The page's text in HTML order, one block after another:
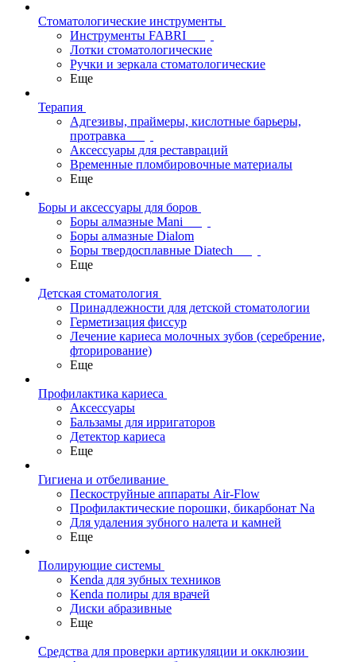
Стоматологические инструменты
Инструменты FABRI
Лотки стоматологические
Ручки и зеркала стоматологические
Еще
Терапия
Адгезивы, праймеры, кислотные барьеры,
протравка
Аксессуары для реставраций
Временные пломбировочные материалы
Еще
Боры и аксессуары для боров
Боры алмазные Mani
Боры алмазные Dialom
Боры твердосплавные Diatech
Еще
Детская стоматология
Принадлежности для детской стоматологии
Герметизация фиссур
Лечение кариеса молочных зубов (серебрение,
фторирование)
Еще
Профилактика кариеса
Аксессуары
Бальзамы для ирригаторов
Детектор кариеса
Еще
Гигиена и отбеливание
Пескоструйные аппараты Air-Flow
Профилактические порошки, бикарбонат Na
Для удаления зубного налета и камней
Еще
Полирующие системы
Kenda для зубных техников
Kenda полиры для врачей
Диски абразивные
Еще
Средства для проверки артикуляции и окклюзии